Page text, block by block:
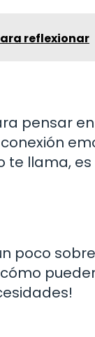
reflexionar
pensar
te llama,
poco